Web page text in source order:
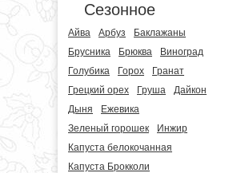
Сезонное
Айва Арбуз
Баклажаны
Брусника
Брюква
Виноград
Голубика
Горох
Гранат
Грецкий орех
Груша
Дайкон
Дыня
Ежевика
Зеленый горошек
Инжир
Капуста белокочанная
Капуста Брокколи